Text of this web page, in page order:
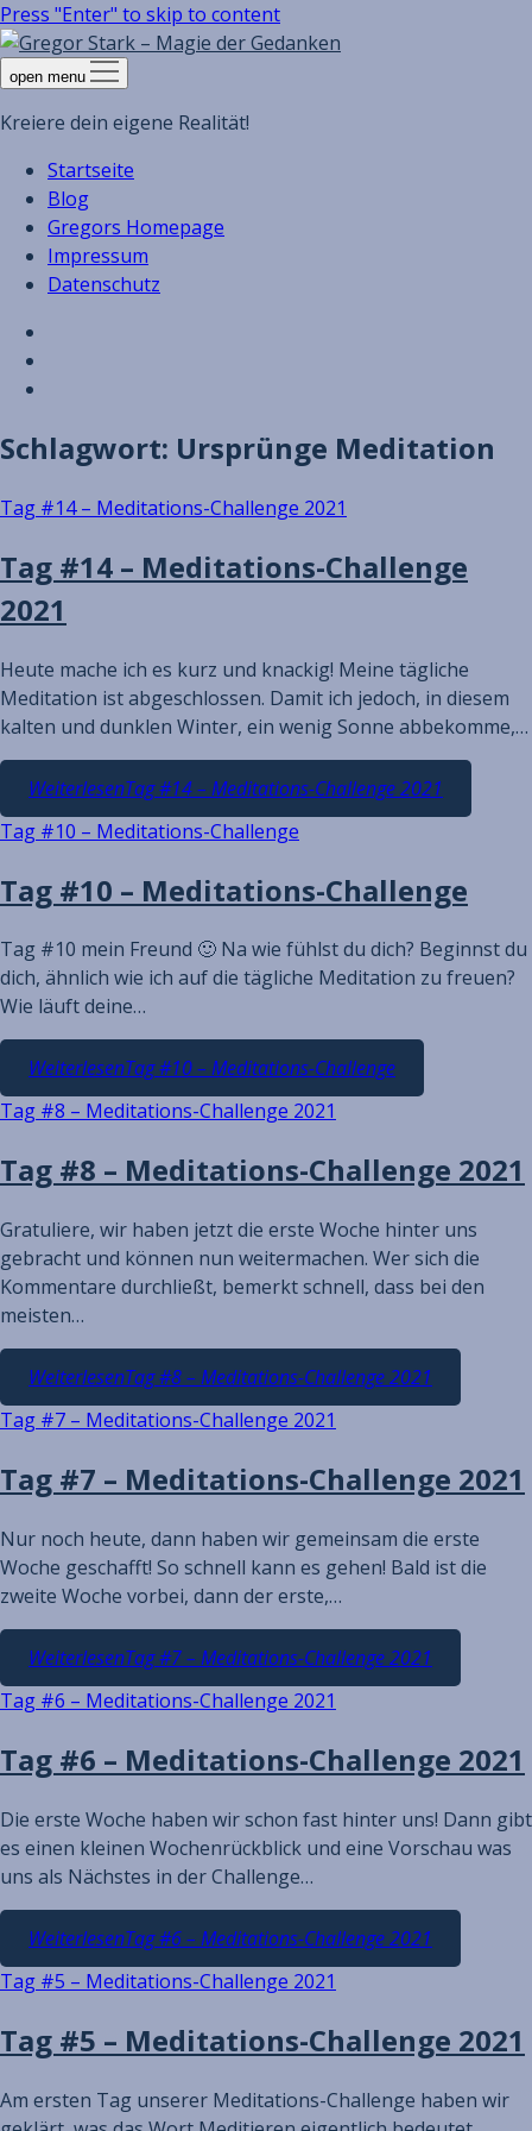
Press "Enter" to skip to content
open menu
Kreiere dein eigene Realität!
Startseite
Blog
Gregors Homepage
Impressum
Datenschutz
Schlagwort: Ursprünge Meditation
Tag #14 – Meditations-Challenge 2021
Tag #14 – Meditations-Challenge
2021
Heute mache ich es kurz und knackig! Meine tägliche
Meditation ist abgeschlossen. Damit ich jedoch, in diesem
kalten und dunklen Winter, ein wenig Sonne abbekomme,…
WeiterlesenTag #14 – Meditations-Challenge 2021
Tag #10 – Meditations-Challenge
Tag #10 – Meditations-Challenge
Tag #10 mein Freund 🙂 Na wie fühlst du dich? Beginnst du
dich, ähnlich wie ich auf die tägliche Meditation zu freuen?
Wie läuft deine…
WeiterlesenTag #10 – Meditations-Challenge
Tag #8 – Meditations-Challenge 2021
Tag #8 – Meditations-Challenge 2021
Gratuliere, wir haben jetzt die erste Woche hinter uns
gebracht und können nun weitermachen. Wer sich die
Kommentare durchließt, bemerkt schnell, dass bei den
meisten…
WeiterlesenTag #8 – Meditations-Challenge 2021
Tag #7 – Meditations-Challenge 2021
Tag #7 – Meditations-Challenge 2021
Nur noch heute, dann haben wir gemeinsam die erste
Woche geschafft! So schnell kann es gehen! Bald ist die
zweite Woche vorbei, dann der erste,…
WeiterlesenTag #7 – Meditations-Challenge 2021
Tag #6 – Meditations-Challenge 2021
Tag #6 – Meditations-Challenge 2021
Die erste Woche haben wir schon fast hinter uns! Dann gibt
es einen kleinen Wochenrückblick und eine Vorschau was
uns als Nächstes in der Challenge…
WeiterlesenTag #6 – Meditations-Challenge 2021
Tag #5 – Meditations-Challenge 2021
Tag #5 – Meditations-Challenge 2021
Am ersten Tag unserer Meditations-Challenge haben wir